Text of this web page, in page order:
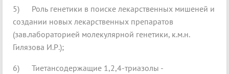
5) Роль генетики в поиске лекарственных мишеней и
создании новых лекарственных препаратов
(зав.лабораторией молекулярной генетики, к.м.н.
Гилязова И.Р.);
6) Тиетансодержащие 1,2,4-триазолы -